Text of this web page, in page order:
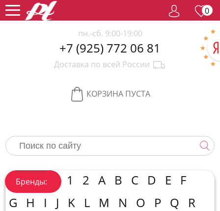
0
пн.-сб. 9:00-19:00
+7 (925) 772 06 81
Доставка по всей России
КОРЗИНА ПУСТА
Бренды: 1 2 A B C D E
F
G
H I J K L M N O P Q
R
Женский
парфюм
Мужской
парфюм
Селективный
косметика
Новинки
Хиты
продаж
Спецпредложение